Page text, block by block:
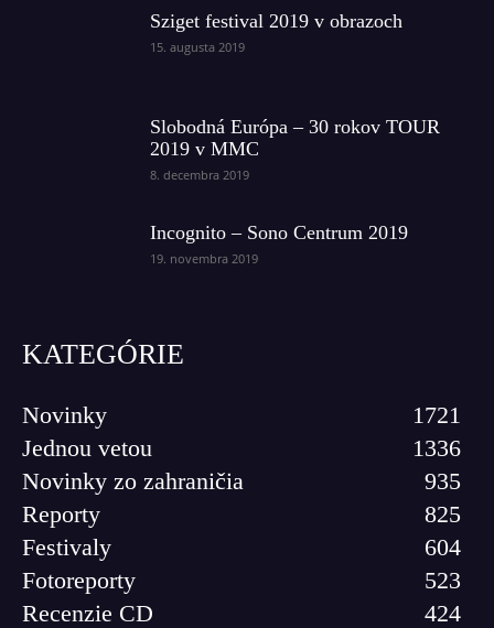
Sziget festival 2019 v obrazoch
15. augusta 2019
Slobodná Európa – 30 rokov TOUR
2019 v MMC
8. decembra 2019
Incognito – Sono Centrum 2019
19. novembra 2019
KATEGÓRIE
Novinky
1721
Jednou vetou
1336
Novinky zo zahraničia
935
Reporty
825
Festivaly
604
Fotoreporty
523
Recenzie CD
424